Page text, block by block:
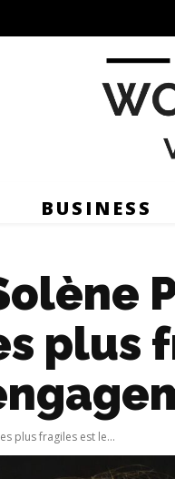
BUSINESS
plus
plus fragiles est le...